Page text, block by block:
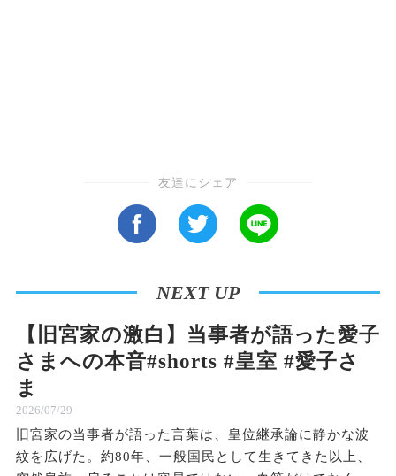
友達にシェア
NEXT UP
【旧宮家の激白】当事者が語った愛子
さまへの本音#shorts #皇室 #愛子さ
ま
2026/07/29
旧宮家の当事者が語った言葉は、皇位継承論に静かな波
紋を広げた。約80年、一般国民として生きてきた以上、